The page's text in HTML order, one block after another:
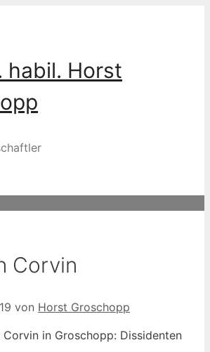
habil. Horst
Corvin
von Horst Groschopp
Cor­vin in Gro­schopp: Dissidenten